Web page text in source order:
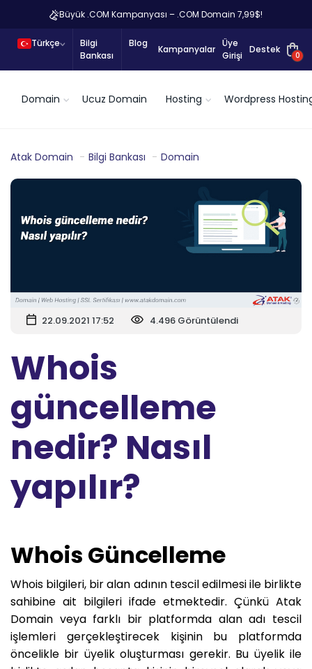
Büyük .COM Kampanyası – .COM Domain 7,99$!
Türkçe
Bilgi
Bankası
Blog
Kampanyalar
Üye
Girişi
Destek
0
Domain Ucuz Domain Hosting Wordpress
Atak Domain Bilgi Bankası Domain
22.09.2021 17:52 4.496 Görüntülendi
Whois
güncelleme
nedir? Nasıl
yapılır?
Whois Güncelleme
Whois bilgileri, bir alan adının tescil edilmesi ile birlikte
sahibine ait bilgileri ifade etmektedir. Çünkü Atak
Domain veya farklı bir platformda alan adı tescil
işlemleri gerçekleştirecek kişinin bu platformda
öncelikle bir üyelik oluşturması gerekir. Bu üyelik ile